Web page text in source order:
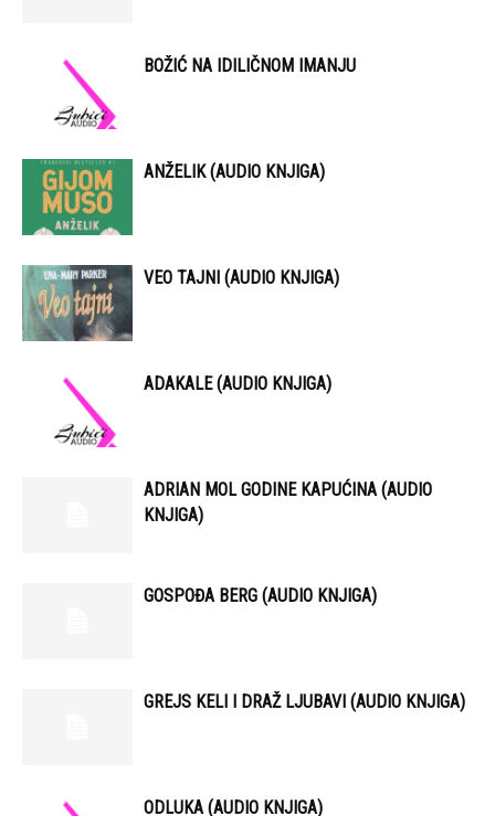
BOŽIĆ NA IDILIČNOM IMANJU
ANŽELIK (AUDIO KNJIGA)
VEO TAJNI (AUDIO KNJIGA)
ADAKALE (AUDIO KNJIGA)
ADRIAN MOL GODINE KAPUĆINA (AUDIO
KNJIGA)
GOSPOĐA BERG (AUDIO KNJIGA)
GREJS KELI I DRAŽ LJUBAVI (AUDIO KNJIGA)
ODLUKA (AUDIO KNJIGA)